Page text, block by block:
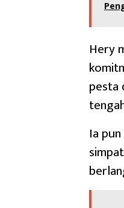
Hery
pesta
Ia